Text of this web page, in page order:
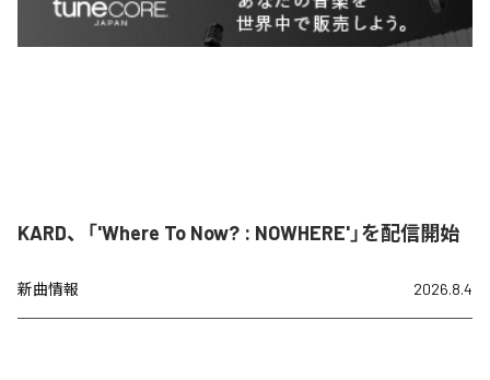
KARD、「'Where To Now? : NOWHERE'」を配信開始
新曲情報 2026.8.4